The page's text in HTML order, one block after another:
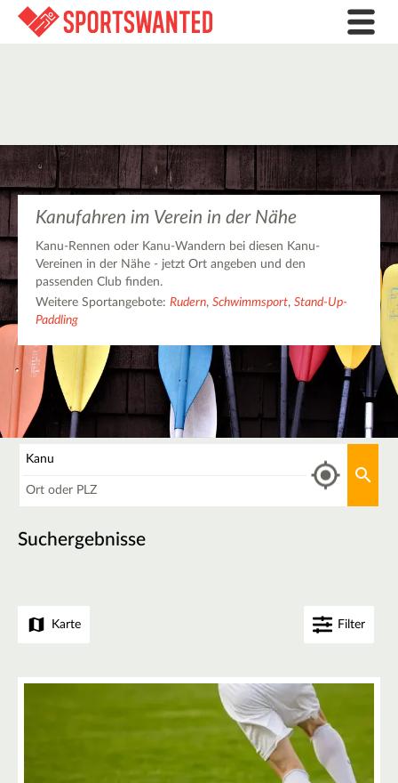
Kanufahren im Verein in der Nähe
Kanu-Rennen oder Kanu-Wandern bei diesen Kanu-
Vereinen in der Nähe - jetzt Ort angeben und den
passenden Club finden.
Weitere Sportangebote: Rudern, Schwimmsport, Stand-Up-
Paddling
Suchergebnisse
Karte Filter